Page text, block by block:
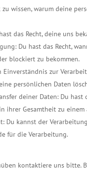
zu wissen, warum deine
das Recht, deine uns
Du hast das Recht,
blockiert zu bekommen.
Einverständnis zur
persönlichen Daten
deiner Daten: Du
ihrer Gesamtheit zu
Du kannst der
für die Verarbeitung.
kontaktiere uns